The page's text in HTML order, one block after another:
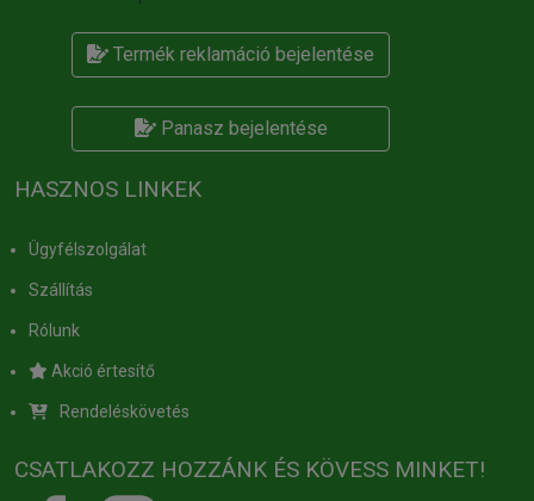
Termék reklamáció bejelentése
Panasz bejelentése
HASZNOS LINKEK
Ügyfélszolgálat
Szállítás
Rólunk
Akció értesítő
Rendeléskövetés
CSATLAKOZZ HOZZÁNK ÉS KÖVESS MINKET!